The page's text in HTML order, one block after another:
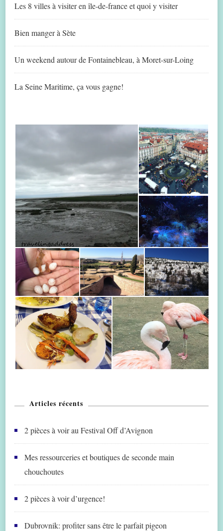
Les 8 villes à visiter en île-de-france et quoi y visiter
Bien manger à Sète
Un weekend autour de Fontainebleau, à Moret-sur-Loing
La Seine Maritime, ça vous gagne!
Articles récents
2 pièces à voir au Festival Off d’Avignon
Mes ressourceries et boutiques de seconde main
chouchoutes
2 pièces à voir d’urgence!
Dubrovnik: profiter sans être le parfait pigeon